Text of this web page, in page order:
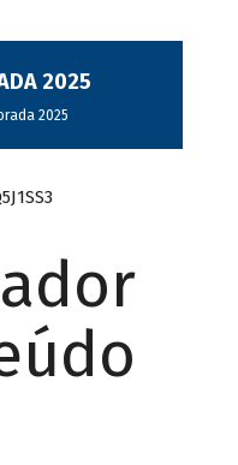
2025
2025